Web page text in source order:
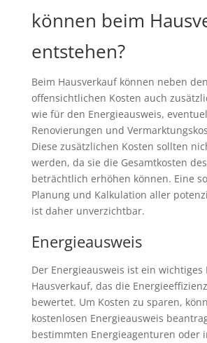
können beim
entstehen?
Beim Hausverkauf können neben den
offensichtlichen Kosten auch
wie für den Energieausweis,
Renovierungen und
Diese zusätzlichen Kosten sollten
werden, da sie die Gesamtkosten
beträchtlich erhöhen können. Eine
Planung und Kalkulation aller
ist daher unverzichtbar.
Energieausweis
Der Energieausweis ist ein wichtiges
Hausverkauf, das die
bewertet. Um Kosten zu sparen,
kostenlosen Energieausweis
bestimmten Energieagenturen oder